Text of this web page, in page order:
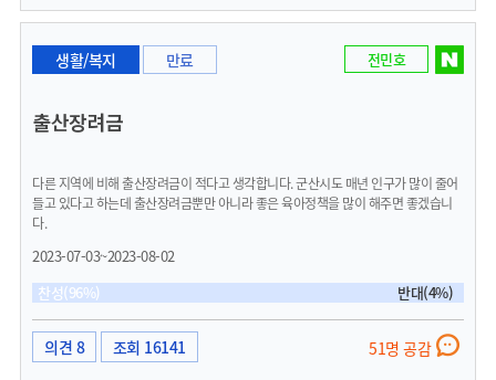
생활/복지 만료 전민호
출산장려금
다른 지역에 비해 출산장려금이 적다고 생각합니다. 군산시도 매년 인구가 많이 줄어
들고 있다고 하는데 출산장려금뿐만 아니라 좋은 육아정책을 많이 해주면 좋겠습니
다.
2023-07-03~2023-08-02
찬성(96%)
반대(4%)
의견 8 조회 16141 51명 공감